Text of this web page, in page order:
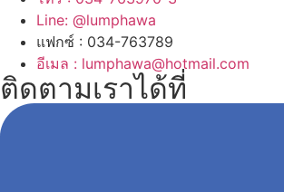
Line: @lumphawa
แฟกซ์ : 034-763789
อีเมล : lumphawa@hotmail.com
ติดตามเราได้ที่